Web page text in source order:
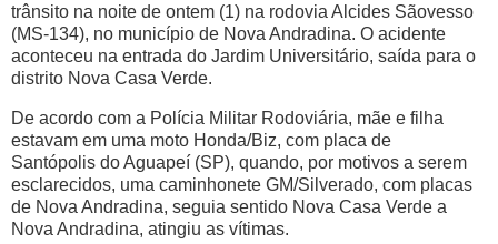
trânsito na noite de ontem (1) na rodovia Alcides Sãovesso
(MS-134), no município de Nova Andradina. O acidente
aconteceu na entrada do Jardim Universitário, saída para o
distrito Nova Casa Verde.
De acordo com a Polícia Militar Rodoviária, mãe e filha
estavam em uma moto Honda/Biz, com placa de
Santópolis do Aguapeí (SP), quando, por motivos a serem
esclarecidos, uma caminhonete GM/Silverado, com placas
de Nova Andradina, seguia sentido Nova Casa Verde a
Nova Andradina, atingiu as vítimas.